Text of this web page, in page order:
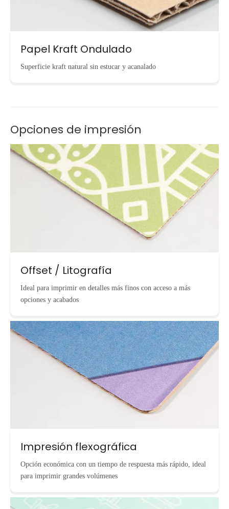
Papel Kraft Ondulado
Superficie kraft natural sin estucar y acanalado
Opciones de impresión
Offset / Litografía
Ideal para imprimir en detalles más finos con acceso a más
opciones y acabados
Impresión flexográfica
Opción económica con un tiempo de respuesta más rápido, ideal
para imprimir grandes volúmenes